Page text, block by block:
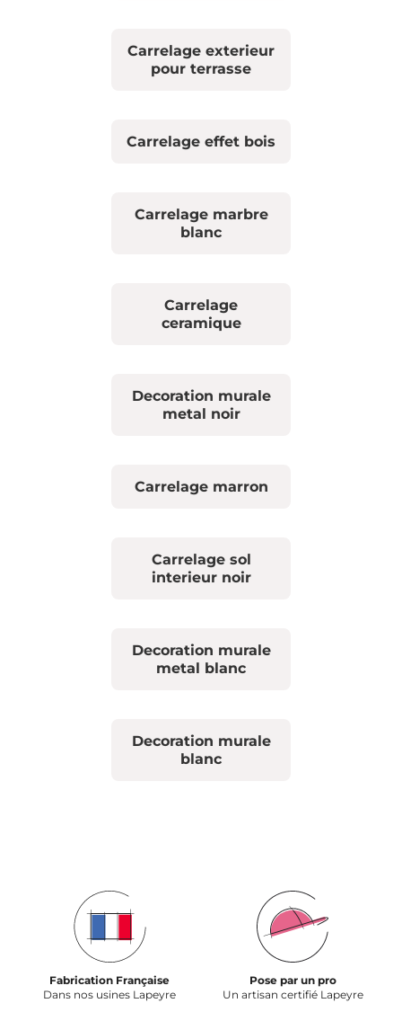
Carrelage exterieur
pour terrasse
Carrelage effet bois
Carrelage marbre
blanc
Carrelage
ceramique
Decoration murale
metal noir
Carrelage marron
Carrelage sol
interieur noir
Decoration murale
metal blanc
Decoration murale
blanc
Fabrication Française
Dans nos usines Lapeyre
Pose par un pro
Un artisan certifié Lapeyre